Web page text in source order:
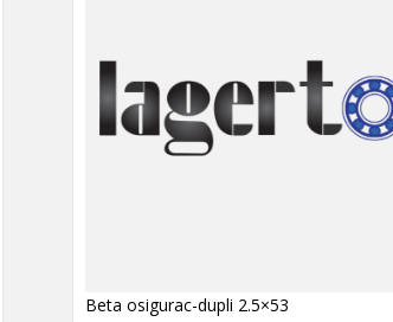
Beta osigurac-dupli 2.5×53